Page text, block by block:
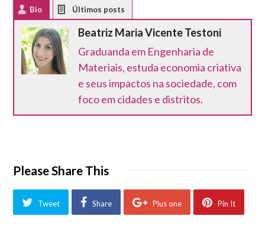
Bio
Beatriz Maria Vicente Testoni
Graduanda em Engenharia de
Materiais, estuda economia criativa
e seus impactos na sociedade, com
foco em cidades e distritos.
Please Share This
Tweet Share Plus one Pin It